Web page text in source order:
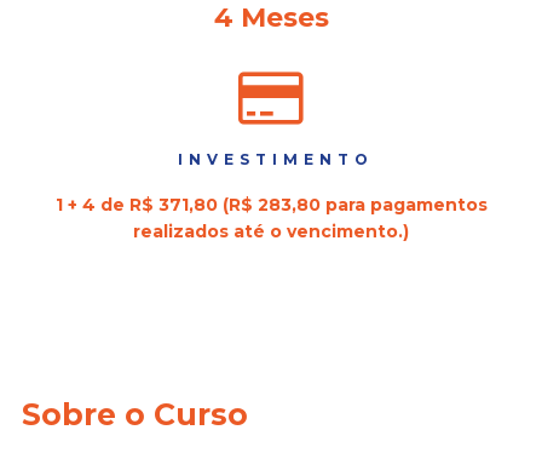
4 Meses
INVESTIMENTO
1 + 4 de R$ 371,80 (R$ 283,80 para pagamentos
realizados até o vencimento.)
Sobre o Curso